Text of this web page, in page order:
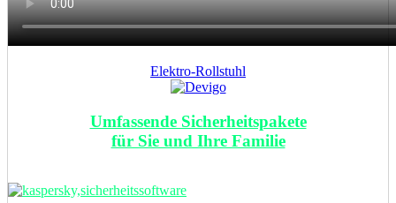
Elektro-Rollstuhl
Umfassende Sicherheitspakete
für Sie und Ihre Familie